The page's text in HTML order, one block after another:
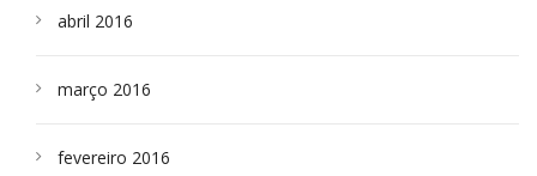
abril 2016
março 2016
fevereiro 2016